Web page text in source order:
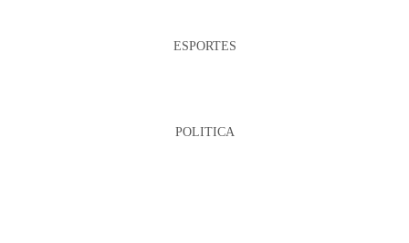
ESPORTES
POLITICA